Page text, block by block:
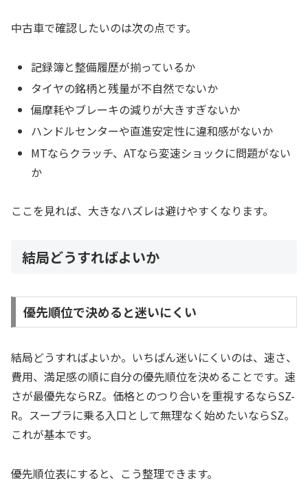
中古車で確認したいのは次の点です。
記録簿と整備履歴が揃っているか
タイヤの銘柄と残量が不自然でないか
偏摩耗やブレーキの減りが大きすぎないか
ハンドルセンターや直進安定性に違和感がないか
MTならクラッチ、ATなら変速ショックに問題がない
か
ここを見れば、大きなハズレは避けやすくなります。
結局どうすればよいか
優先順位で決めると迷いにくい
結局どうすればよいか。いちばん迷いにくいのは、速さ、
費用、満足感の順に自分の優先順位を決めることです。速
さが最優先ならRZ。価格とのつり合いを重視するならSZ-
R。スープラに乗る入口として無理なく始めたいならSZ。
これが基本です。
優先順位表にすると、こう整理できます。